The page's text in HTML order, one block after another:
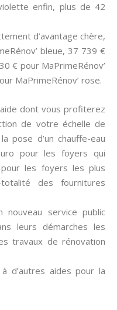
enfin, plus de 42
d’avantage chère,
bleue, 37 739 €
€ pour MaPrimeRénov’
MaPrimeRénov’ rose.
dont vous profiterez
de votre échelle de
pose d’un chauffe-eau
pour les foyers qui
les foyers les plus
des fournitures
service public
leurs démarches les
travaux de rénovation
d’autres aides pour la